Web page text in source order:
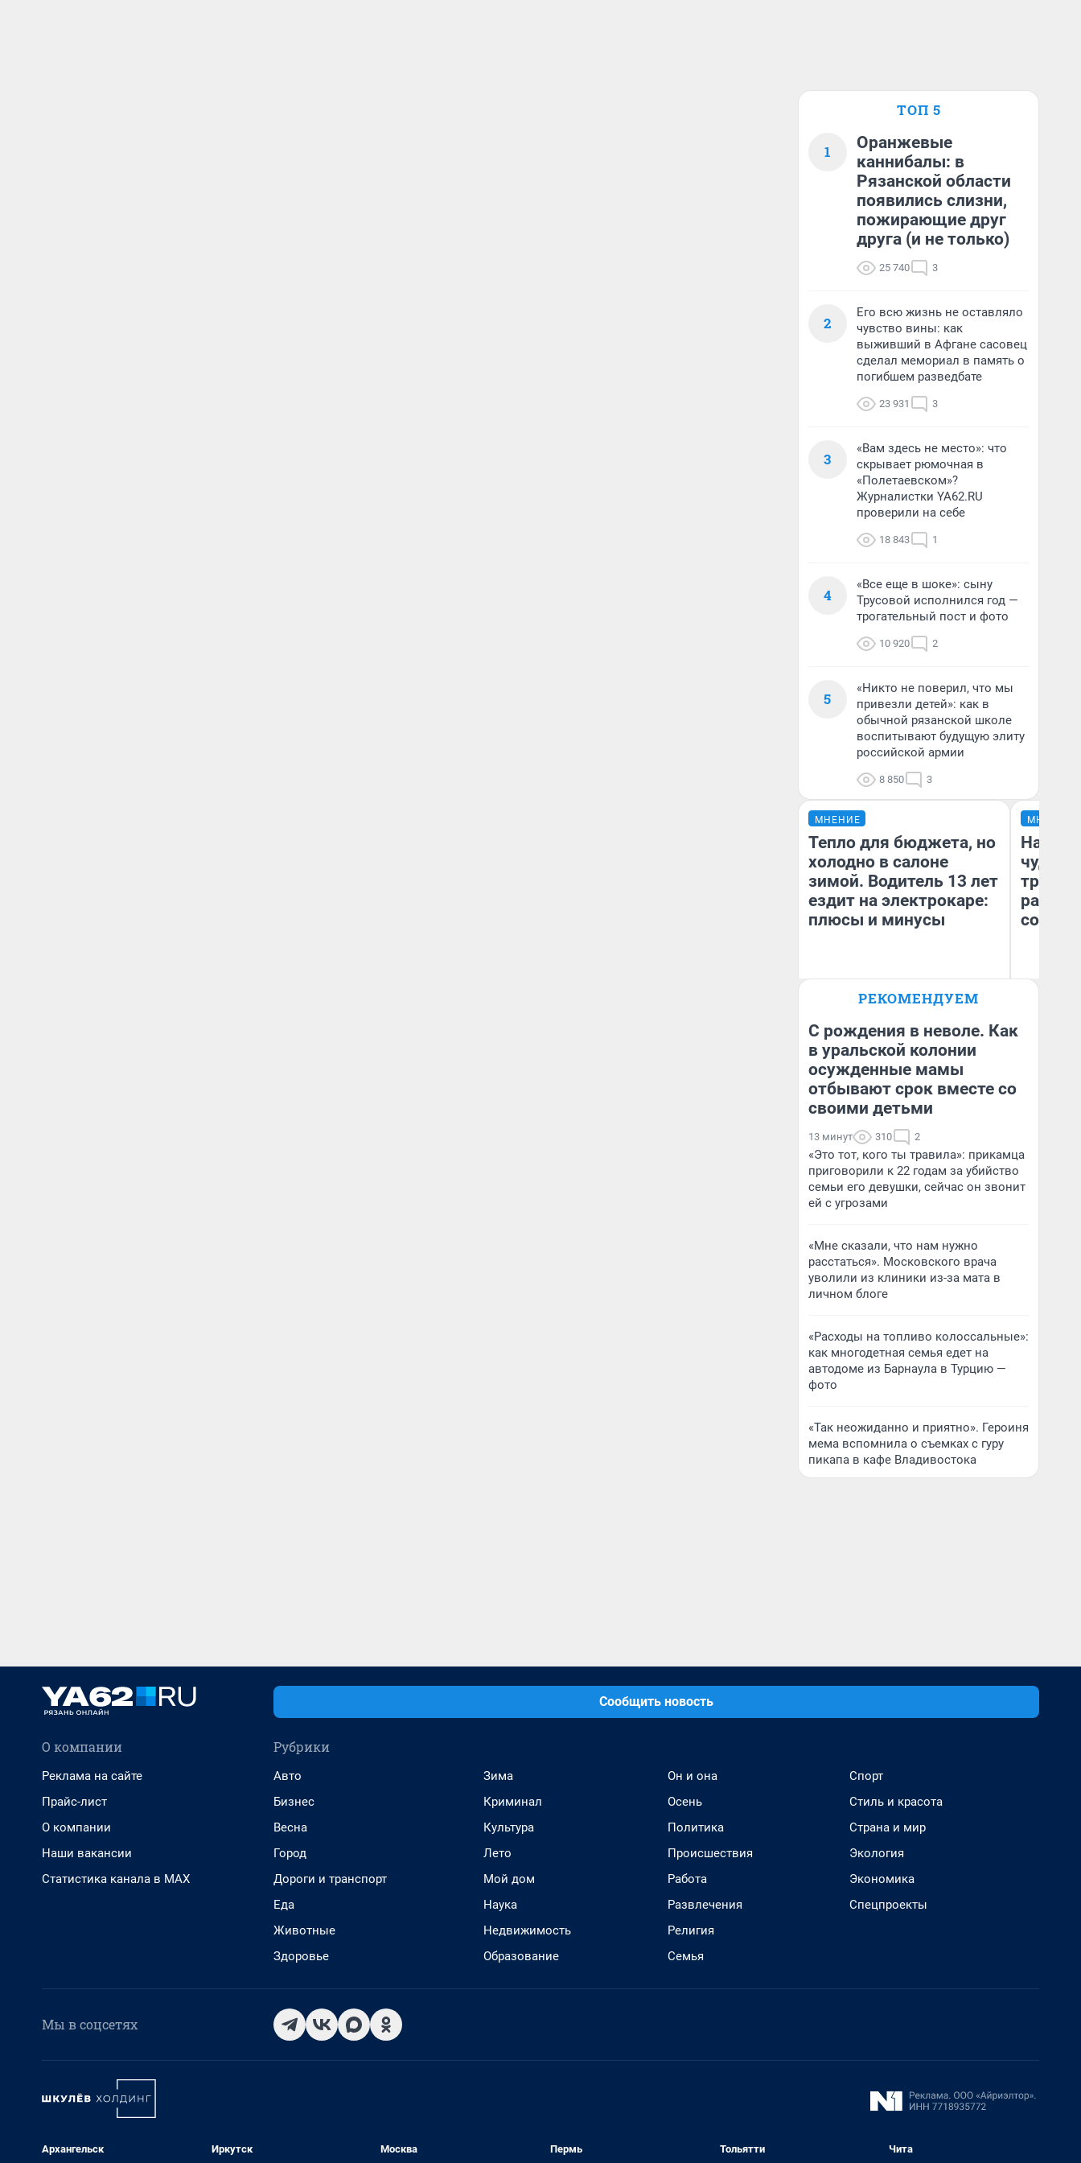
ТОП 5
1
Оранжевые
каннибалы: в
Рязанской области
появились слизни,
пожирающие друг
друга (и не только)
25 740 3
2
Его всю жизнь не оставляло
чувство вины: как
выживший в Афгане сасовец
сделал мемориал в память о
погибшем разведбате
23 931 3
3
«Вам здесь не место»: что
скрывает рюмочная в
«Полетаевском»?
Журналистки YA62.RU
проверили на себе
18 843 1
4
«Все еще в шоке»: сыну
Трусовой исполнился год —
трогательный пост и фото
10 920 2
5
«Никто не поверил, что мы
привезли детей»: как в
обычной рязанской школе
воспитывают будущую элиту
российской армии
8 850 3
МНЕНИЕ
Тепло для бюджета, но
холодно в салоне
зимой. Водитель 13 лет
ездит на электрокаре:
плюсы и минусы
Денис Дедюхин
МНЕНИЕ
чудом
РЕКОМЕНДУЕМ
С рождения в неволе. Как
в уральской колонии
осужденные мамы
отбывают срок вместе со
своими детьми
13 минут 310 2
«Это тот, кого ты травила»: прикамца
приговорили к 22 годам за убийство
семьи его девушки, сейчас он звонит
ей с угрозами
«Мне сказали, что нам нужно
расстаться». Московского врача
уволили из клиники из-за мата в
личном блоге
«Расходы на топливо колоссальные»:
как многодетная семья едет на
автодоме из Барнаула в Турцию —
фото
«Так неожиданно и приятно». Героиня
мема вспомнила о съемках с гуру
пикапа в кафе Владивостока
Сообщить новость
О компании
Реклама на сайте
Прайс-лист
О компании
Наши вакансии
Статистика канала в MAX
Рубрики
Авто
Бизнес
Весна
Город
Дороги и транспорт
Еда
Животные
Здоровье
Зима
Криминал
Культура
Лето
Мой дом
Наука
Недвижимость
Образование
Он и она
Осень
Политика
Происшествия
Работа
Развлечения
Религия
Семья
Спорт
Стиль и красота
Страна и мир
Экология
Экономика
Спецпроекты
Мы в соцсетях
Архангельск Иркутск Москва Пермь Тольятти Чита